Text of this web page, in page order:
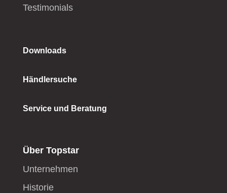
Testimonials
Downloads
Händlersuche
Service und Beratung
Über Topstar
Unternehmen
Historie